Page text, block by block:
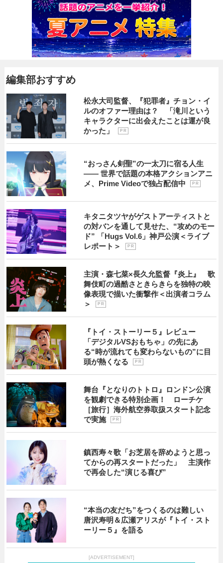
編集部おすすめ
松永大司監督、『犯罪者』チョン・イ
ルのオファー理由は？ 「滝川という
キャラクターに出会えたことは運が良
かった」
P R
“おっさん剣聖”の一太刀に宿る人生
―― 世界で話題の本格アクションアニ
メ、Prime Videoで独占配信中
P R
キタニタツヤがゲストアーティストと
の対バンを通して見せた、“攻めのモー
ド” 「Hugs Vol.6」神戸公演＜ライブ
レポート＞
P R
主演・森七菜×長久允監督『炎上』 歌
舞伎町の過酷さときらきらを独特の映
像表現で描いた衝撃作＜出演者コラム
＞
P R
『トイ・ストーリー５』レビュー
「デジタルVSおもちゃ」の先にあ
る“時が流れても変わらないもの”に目
頭が熱くなる
P R
舞台『となりのトトロ』ロンドン公演
を観劇できる特別企画！ ローチケ
［旅行］海外航空券取扱スタート記念
で実施
P R
鎮西寿々歌「お芝居を辞めようと思っ
てからの再スタートだった」 主演作
で再会した“演じる喜び”
“本当の友だち”をつくるのは難しい
唐沢寿明＆広瀬アリスが『トイ・スト
ーリー５』を語る
[ADVERTISEMENT]